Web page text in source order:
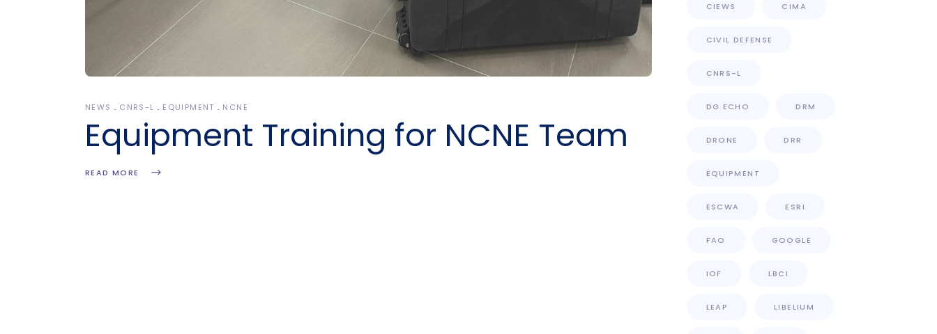
NEWS CNRS-L EQUIPMENT NCNE
Equipment Training for NCNE Team
READ MORE
CIEWS CIMA
CIVIL DEFENSE
CNRS-L
DG ECHO DRM
DRONE DRR
EQUIPMENT
ESCWA ESRI
FAO GOOGLE
IOF LBCI
LEAP LIBELIUM